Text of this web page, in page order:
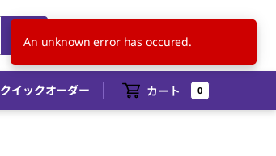
JA
クイックオーダー カート 0
An unknown error has occured.